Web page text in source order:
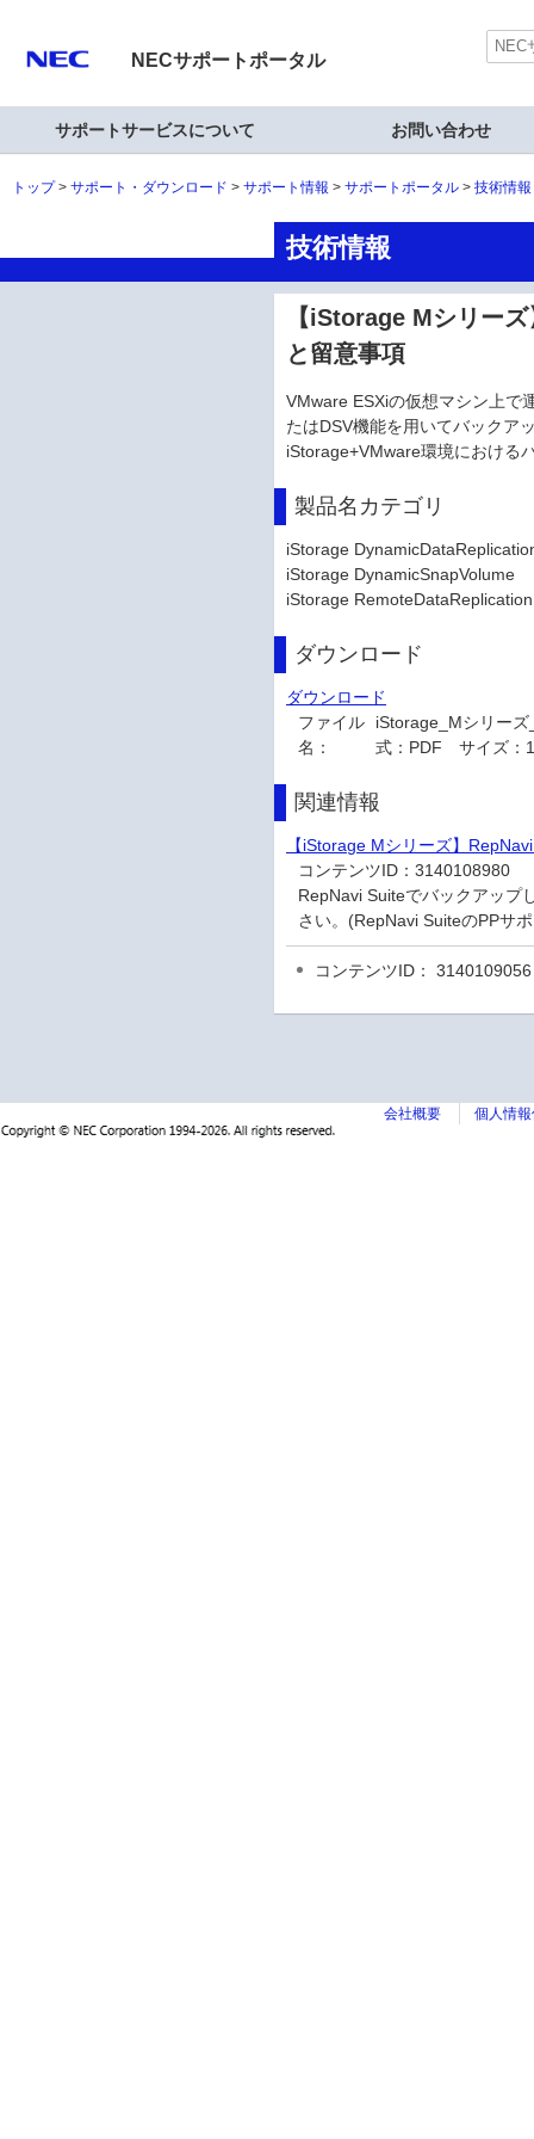
NECサポートポータル
サポートサービスについて お問い合わせ
トップ サポート・ダウンロード サポート情報 サポートポータル 技術情
技術情報
【iStorage Mシリー
と留意事項
VMware ESXiの仮想マシン上で
たはDSV機能を用いてバックア
iStorage+VMware環境における
製品名カテゴリ
iStorage
iStorage DynamicSnapVolume
iStorage RemoteDataReplication
ダウンロード
ダウンロード
ファイル
名：
iStorage_Mシリー
式：PDF サイズ：
関連情報
【iStorage Mシリーズ】
コンテンツID：3140108980
RepNavi Suiteでバックアップ
さい。(RepNavi SuiteのPPサ
コンテンツID： 3140109056
会社概要 個人情